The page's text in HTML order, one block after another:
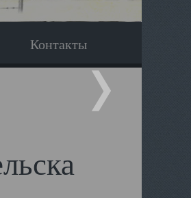
Контакты